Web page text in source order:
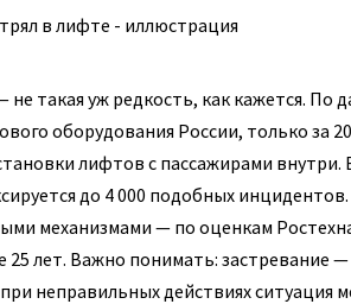
такая уж редкость, как кажется. По
оборудования России, только за
лифтов с пассажирами внутри.
до 4 000 подобных
механизмами — по оценкам
25 лет. Важно понимать: застревание
неправильных действиях ситуация